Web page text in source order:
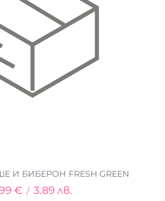
И БИБЕРОН FRESH GREEN
€ / 3.89 лв.